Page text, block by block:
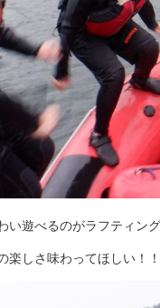
い遊べるのがラフティン
楽しさ味わってほしい！！